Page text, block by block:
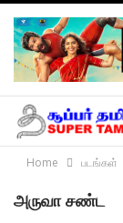
Home படங்கள்
அருவா சண்ட